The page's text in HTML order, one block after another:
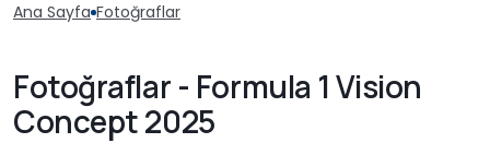
Ana Sayfa Fotoğraflar
Fotoğraflar - Formula 1 Vision
Concept 2025